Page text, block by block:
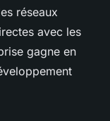
réseaux
avec les
gagne en